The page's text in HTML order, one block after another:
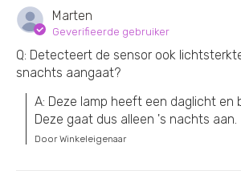
Marten
Geverifieerde gebruiker
Q: Detecteert de sensor ook
snachts aangaat?
A: Deze lamp heeft een daglicht en
Deze gaat dus alleen 's nachts aan.
Door Winkeleigenaar